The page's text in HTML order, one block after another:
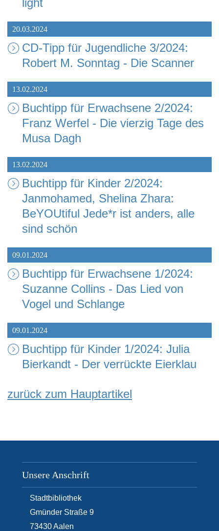
light
20.03.2024
CD-Tipp für Jugendliche 3/2024:
Robert M. Sonntag - Die Scanner
13.02.2024
Buchtipp für Erwachsene 2/2024:
Franz Werfel - Die vierzig Tage des
Musa Dagh
13.02.2024
Buchtipp für Kinder 2/2024:
Janmohamed, Shelina Zhara:
BeYOUtiful Jede*r ist anders, alle
sind schön
09.01.2024
Buchtipp für Erwachsene 1/2024:
Suzanne Collins - Das Lied von
Vogel und Schlange
09.01.2024
Buchtipp für Kinder 1/2024: Julia
Bierkandt - Der verrückte Eierklau
zurück zum Hauptartikel
Unsere Anschrift
Stadtbibliothek
Gmünder Straße 9
73430Aalen